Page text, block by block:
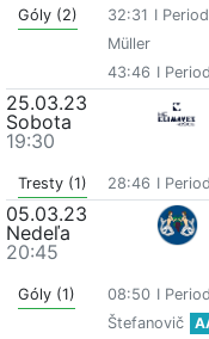
Góly (2) 32:31 I
Müller
43:46 I
25.03.23
Sobota
19:30
Tresty (1) 28:46 I
05.03.23
Nedeľa
20:45
Góly (1) 08:50 I
Štefanovič